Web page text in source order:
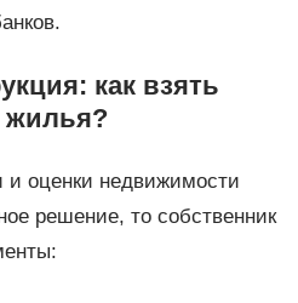
как взять
жилья?
и оценки недвижимости
решение, то собственник